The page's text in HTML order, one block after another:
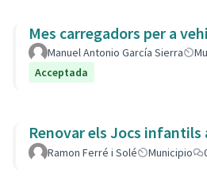
Mes carregadors per a
Manuel Antonio García Sierra
Acceptada
Renovar els Jocs
Ramon Ferré i Solé Municipio